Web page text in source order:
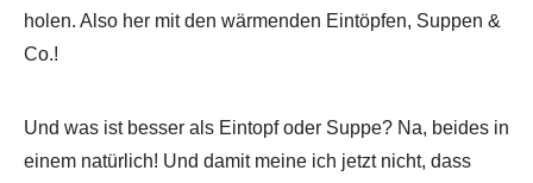
holen. Also her mit den wärmenden Eintöpfen, Suppen &
Co.!
Und was ist besser als Eintopf oder Suppe? Na, beides in
einem natürlich! Und damit meine ich jetzt nicht, dass